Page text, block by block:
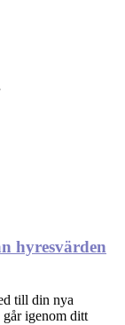
hyresvärden
till din nya
igenom ditt